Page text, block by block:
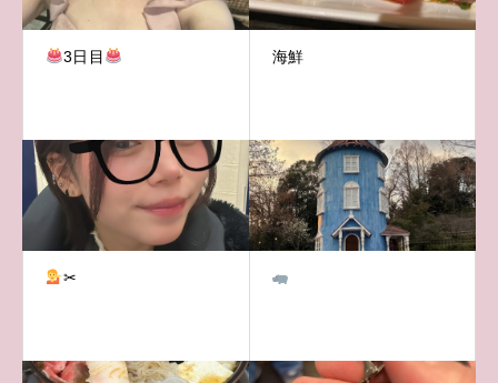
3日目 海鮮
✂